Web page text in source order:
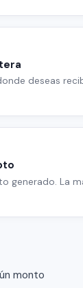
deseas
generado. La
monto